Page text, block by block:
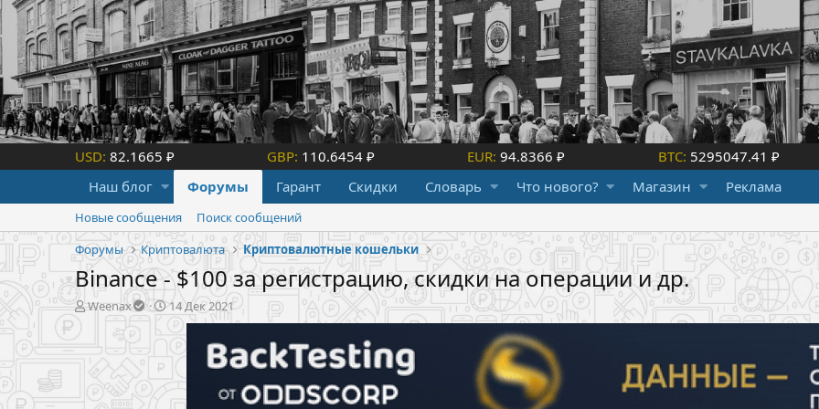
USD: 82.1665 ₽ GBP: 110.6454 ₽ EUR: 94.8366 ₽ BTC: 5295047.41 ₽
Наш блог
Форумы Гарант Скидки Словарь Что нового? Магазин Реклама
Новые сообщения
Поиск сообщений
Форумы
Криптовалюта Криптовалютные кошельки
Binance - $100 за регистрацию, скидки на операции и др.
А
о
р
т
е
Weenax
Д
а
т
а
а
ч
14 Дек 2021